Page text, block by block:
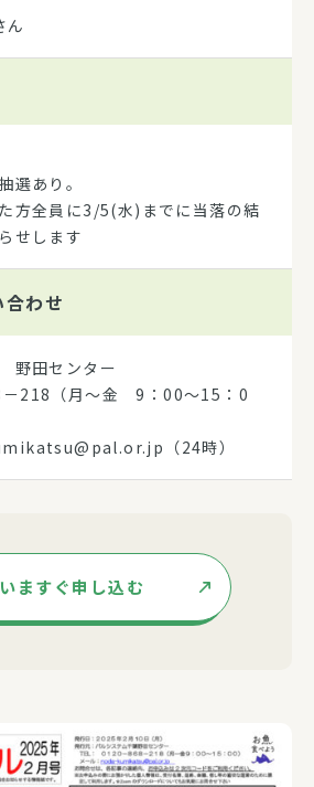
ん
選あり。
方全員に3/5(水)までに当落の結
せします
わせ
野田センター
218（月～金 9：00～15：0
（24時）
いますぐ申し込む